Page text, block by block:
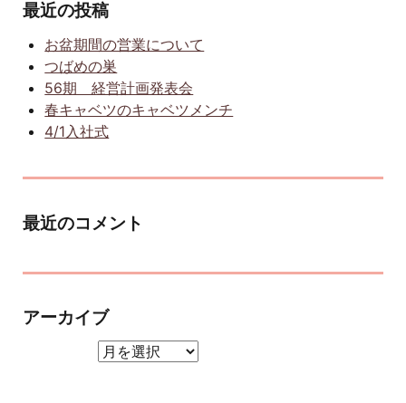
最近の投稿
お盆期間の営業について
つばめの巣
56期 経営計画発表会
春キャベツのキャベツメンチ
4/1入社式
最近のコメント
アーカイブ